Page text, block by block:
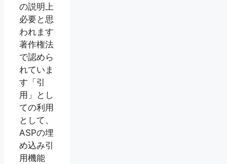
の説明上
必要と思
われます
著作権法
で認めら
れていま
す「引
用」とし
ての利用
として、
ASPの埋
め込み引
用機能